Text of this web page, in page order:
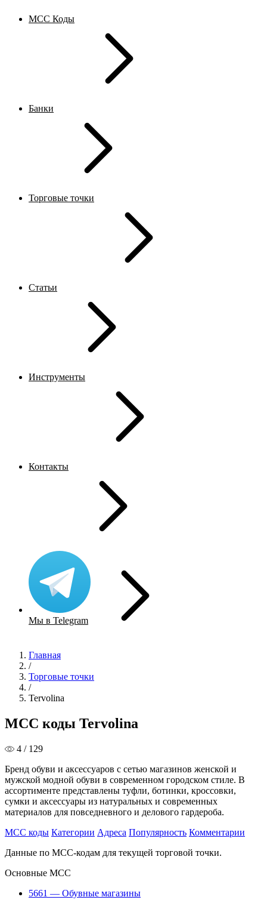
MCC Коды
Банки
Торговые точки
Статьи
Инструменты
Контакты
Мы в Telegram
Главная
/
Торговые точки
/
Tervolina
MCC коды Tervolina
4 / 129
Бренд обуви и аксессуаров с сетью магазинов женской и
мужской модной обуви в современном городском стиле. В
ассортименте представлены туфли, ботинки, кроссовки,
сумки и аксессуары из натуральных и современных
материалов для повседневного и делового гардероба.
MCC коды Категории Адреса Популярность Комментарии
Данные по MCC-кодам для текущей торговой точки.
Основные MCC
5661 — Обувные магазины